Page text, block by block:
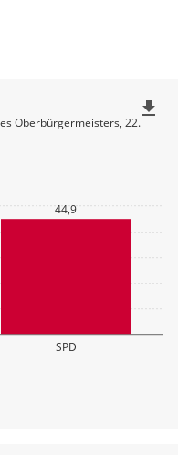
SPD
44,9
Oberbürgermeisters, 22.
file_download